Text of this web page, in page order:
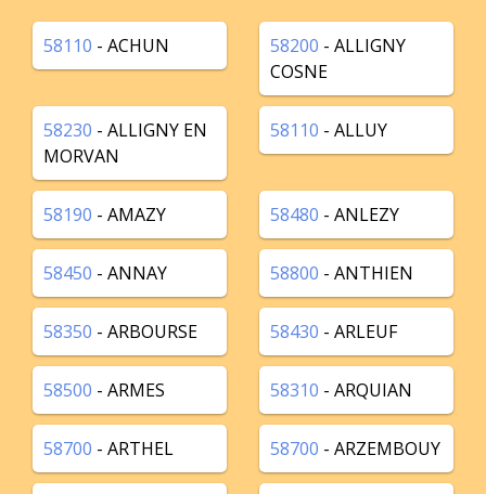
58110 - ACHUN 58200 - ALLIGNY
COSNE
58230 - ALLIGNY EN
MORVAN
58110 - ALLUY
58190 - AMAZY 58480 - ANLEZY
58450 - ANNAY 58800 - ANTHIEN
58350 - ARBOURSE 58430 - ARLEUF
58500 - ARMES 58310 - ARQUIAN
58700 - ARTHEL 58700 - ARZEMBOUY